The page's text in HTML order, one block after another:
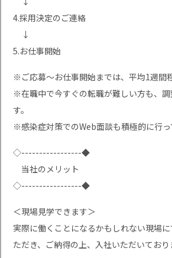
4.採用決定のご連絡
↓
5.お仕事開始
※ご応募〜お仕事開始までは、平均1週間
※在職中で今すぐの転職が難しい方も、
す。
※感染症対策でのWeb面談も積極的に行っ
◇-----------------◆
当社のメリット
◇-----------------◆
＜現場見学できます＞
実際に働くことになるかもしれない現場
ただき、ご納得の上、入社いただいており